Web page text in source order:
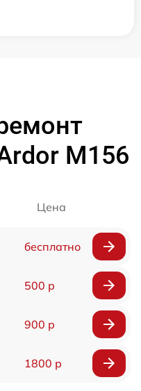
M156
Цена
бесплатно
500 р
900 р
1800 р